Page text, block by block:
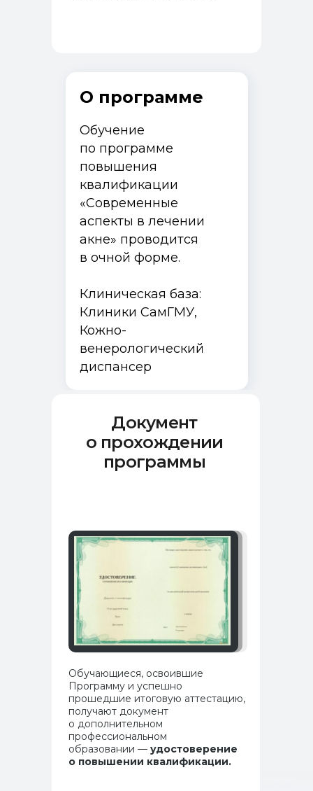
О программе
Обучение
по программе
повышения
квалификации
«Современные
аспекты в лечении
акне» проводится
в очной форме.
Клиническая база:
Клиники СамГМУ,
Кожно-
венерологический
диспансер
Документ
о прохождении
программы
Обучающиеся, освоившие
Программу и успешно
прошедшие итоговую аттестацию,
получают документ
о дополнительном
профессиональном
образовании — удостоверение
о повышении квалификации.
Программы и курсы